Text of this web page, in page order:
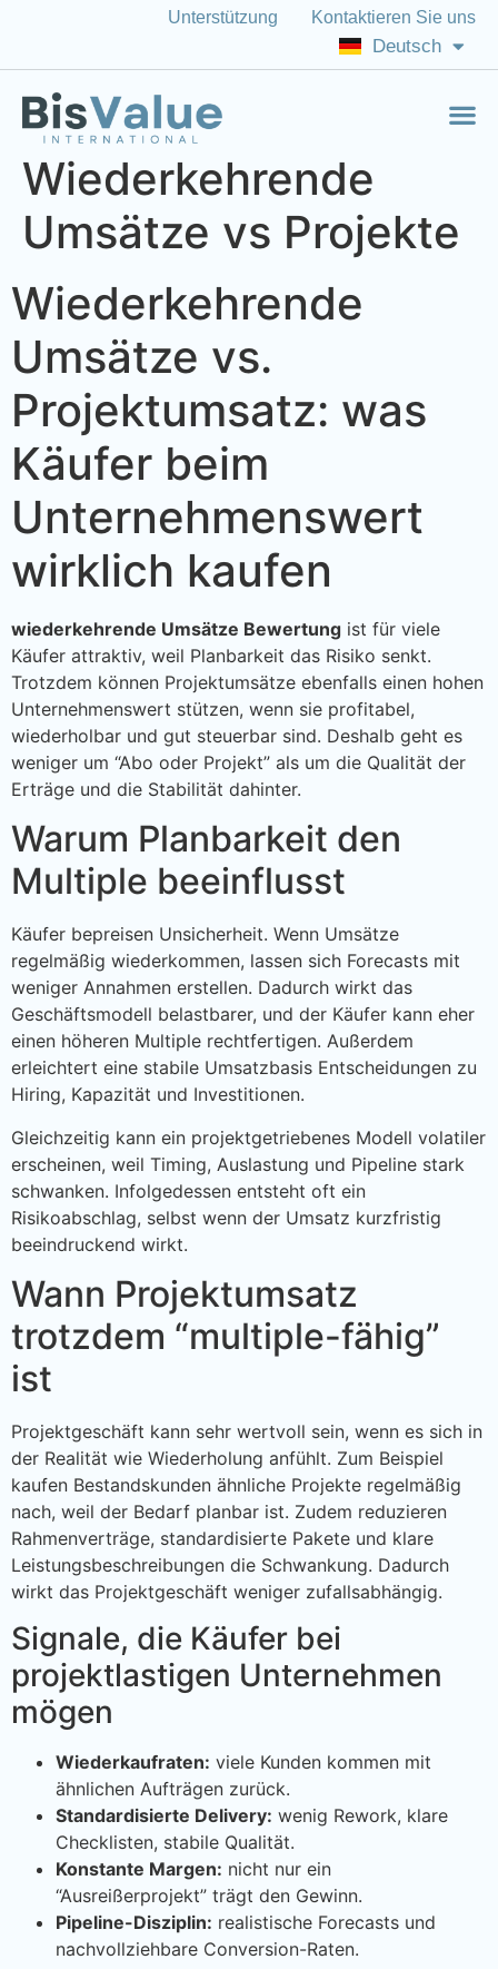
Unterstützung Kontaktieren Sie uns
Deutsch
Italiano
English (US)
Wiederkehrende
Umsätze vs Projekte
Wiederkehrende
Umsätze vs.
Projektumsatz: was
Käufer beim
Unternehmenswert
wirklich kaufen
wiederkehrende Umsätze Bewertung ist für viele
Käufer attraktiv, weil Planbarkeit das Risiko senkt.
Trotzdem können Projektumsätze ebenfalls einen hohen
Unternehmenswert stützen, wenn sie profitabel,
wiederholbar und gut steuerbar sind. Deshalb geht es
weniger um “Abo oder Projekt” als um die Qualität der
Erträge und die Stabilität dahinter.
Warum Planbarkeit den
Multiple beeinflusst
Käufer bepreisen Unsicherheit. Wenn Umsätze
regelmäßig wiederkommen, lassen sich Forecasts mit
weniger Annahmen erstellen. Dadurch wirkt das
Geschäftsmodell belastbarer, und der Käufer kann eher
einen höheren Multiple rechtfertigen. Außerdem
erleichtert eine stabile Umsatzbasis Entscheidungen zu
Hiring, Kapazität und Investitionen.
Gleichzeitig kann ein projektgetriebenes Modell volatiler
erscheinen, weil Timing, Auslastung und Pipeline stark
schwanken. Infolgedessen entsteht oft ein
Risikoabschlag, selbst wenn der Umsatz kurzfristig
beeindruckend wirkt.
Wann Projektumsatz
trotzdem “multiple-fähig”
ist
Projektgeschäft kann sehr wertvoll sein, wenn es sich in
der Realität wie Wiederholung anfühlt. Zum Beispiel
kaufen Bestandskunden ähnliche Projekte regelmäßig
nach, weil der Bedarf planbar ist. Zudem reduzieren
Rahmenverträge, standardisierte Pakete und klare
Leistungsbeschreibungen die Schwankung. Dadurch
wirkt das Projektgeschäft weniger zufallsabhängig.
Signale, die Käufer bei
projektlastigen Unternehmen
mögen
Wiederkaufraten: viele Kunden kommen mit
ähnlichen Aufträgen zurück.
Standardisierte Delivery: wenig Rework, klare
Checklisten, stabile Qualität.
Konstante Margen: nicht nur ein
“Ausreißerprojekt” trägt den Gewinn.
Pipeline-Disziplin: realistische Forecasts und
nachvollziehbare Conversion-Raten.